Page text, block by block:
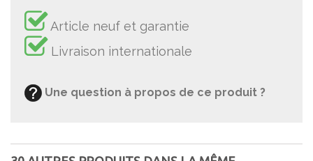
Article neuf et garantie
Livraison internationale
Une question à propos de ce produit ?